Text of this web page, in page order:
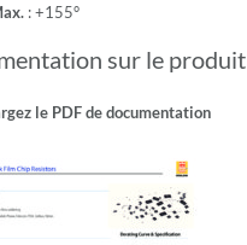
: +155°
sur le produit
le PDF de documentation